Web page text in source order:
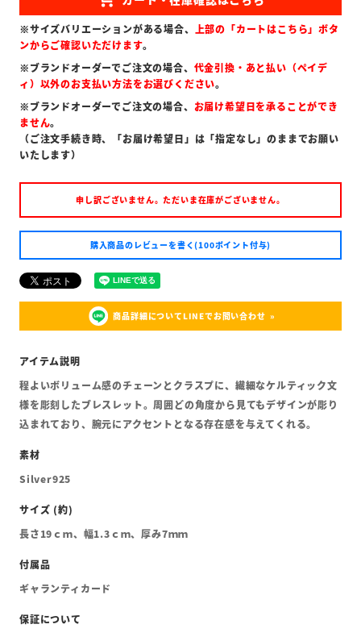
※サイズバリエーションがある場合、 上部の「カートはこちら」ボタ
ンからご確認いただけます。
※ブランドオーダーでご注文の場合、 代金引換・あと払い（ペイデ
ィ）以外のお支払い方法をお選びください。
※ブランドオーダーでご注文の場合、 お届け希望日を承ることができ
ません。
（ご注文手続き時、「お届け希望日」は「指定なし」のままでお願い
いたします）
申し訳ございません。ただいま在庫がございません。
購入商品のレビューを書く(100ポイント付与)
商品詳細についてLINEでお問い合わせ
程よいボリューム感のチェーンとクラスプに、繊細なケルティック文
様を彫刻したブレスレット。周囲どの角度から見てもデザインが彫り
込まれており、腕元にアクセントとなる存在感を与えてくれる。
Silver925
長さ19ｃｍ、幅1.3ｃｍ、厚み7ｍｍ
ギャランティカード